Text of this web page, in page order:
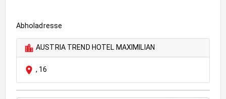
Abholadresse
AUSTRIA TREND HOTEL MAXIMILIAN
, 16